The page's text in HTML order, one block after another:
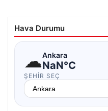
Hava Durumu
☁Ankara
NaN°C
ŞEHIR SEÇ